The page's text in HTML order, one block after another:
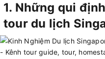
1. Những qui
tour du lịch